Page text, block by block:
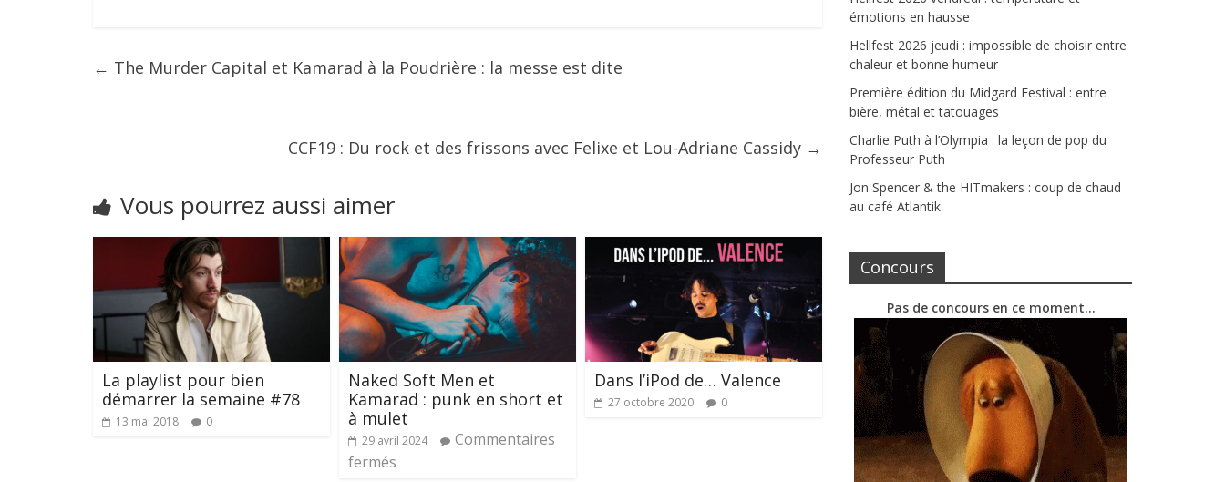
← The Murder Capital et Kamarad à la Poudrière : la messe est dite
CCF19 : Du rock et des frissons avec Felixe et Lou-Adriane Cassidy →
Vous pourrez aussi aimer
La playlist pour bien
démarrer la semaine #78
13 mai 2018 0
Naked Soft Men et
Kamarad : punk en short et
à mulet
29 avril 2024
Commentaires
fermés
Dans l’iPod de… Valence
27 octobre 2020 0
émotions en hausse
Hellfest 2026 jeudi : impossible de choisir entre
chaleur et bonne humeur
Première édition du Midgard Festival : entre
bière, métal et tatouages
Charlie Puth à l’Olympia : la leçon de pop du
Professeur Puth
Jon Spencer & the HITmakers : coup de chaud
au café Atlantik
Concours
Pas de concours en ce moment…